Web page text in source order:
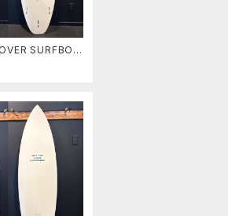
SURFBOA
』 6’2”